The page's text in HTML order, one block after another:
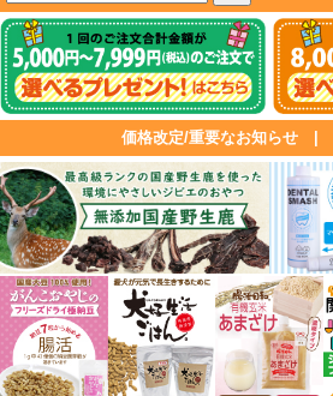
価格改定/重要なお知らせ